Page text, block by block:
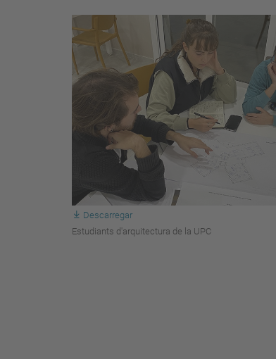
Descarregar
Estudiants d'arquitectura de la UPC